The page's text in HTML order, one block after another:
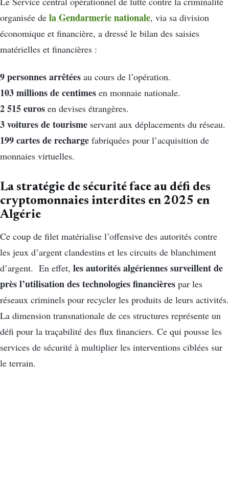
organisée de la Gendarmerie nationale, via sa division
économique et financière, a dressé le bilan des saisies
matérielles et financières :
9 personnes arrêtées au cours de l’opération.
103 millions de centimes en monnaie nationale.
2 515 euros en devises étrangères.
3 voitures de tourisme servant aux déplacements du réseau.
199 cartes de recharge fabriquées pour l’acquisition de
monnaies virtuelles.
La stratégie de sécurité face au défi des
cryptomonnaies interdites en 2025 en
Algérie
Ce coup de filet matérialise l’offensive des autorités contre
les jeux d’argent clandestins et les circuits de blanchiment
d’argent. En effet, les autorités algériennes surveillent de
près l’utilisation des technologies financières par les
réseaux criminels pour recycler les produits de leurs activités.
La dimension transnationale de ces structures représente un
défi pour la traçabilité des flux financiers. Ce qui pousse les
services de sécurité à multiplier les interventions ciblées sur
le terrain.